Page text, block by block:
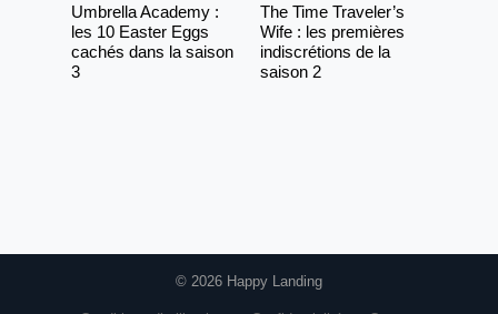
Umbrella Academy :
les 10 Easter Eggs
cachés dans la saison
3
The Time Traveler’s
Wife : les premières
indiscrétions de la
saison 2
© 2026 Happy Landing